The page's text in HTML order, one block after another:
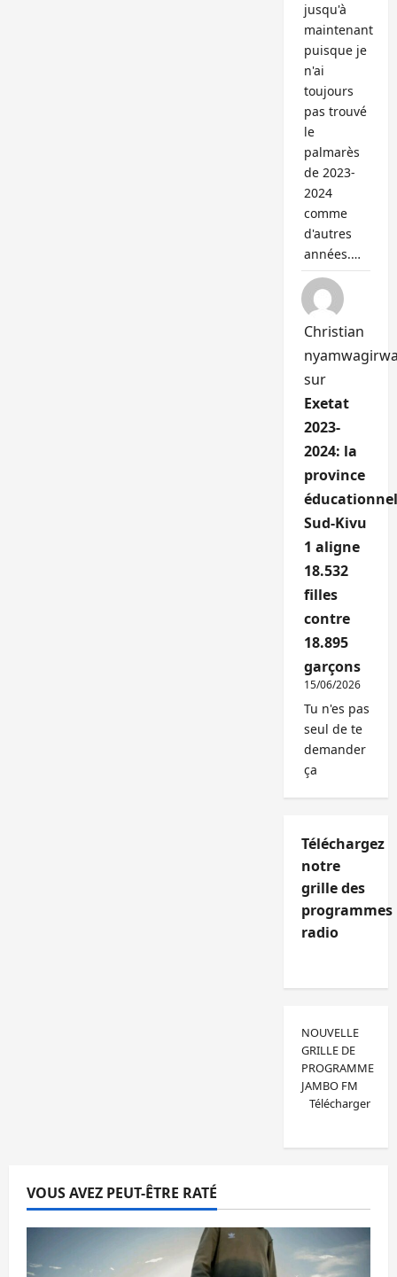
jusqu'à
maintenant
puisque je
n'ai
toujours
pas trouvé
le
palmarès
de 2023-
2024
comme
d'autres
années.…
Christian
sur
Exetat
2023-
2024: la
province
Sud-Kivu
1 aligne
18.532
filles
contre
18.895
garçons
15/06/2026
Tu n'es pas
seul de te
demander
ça
Téléchargez
notre
grille des
programmes
radio
NOUVELLE
GRILLE DE
PROGRAMME
JAMBO FM
Télécharger
VOUS AVEZ PEUT-ÊTRE RATÉ